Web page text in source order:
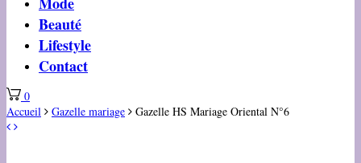
Beauté
Lifestyle
Contact
0
Accueil
Gazelle mariage Gazelle HS Mariage Oriental N°6